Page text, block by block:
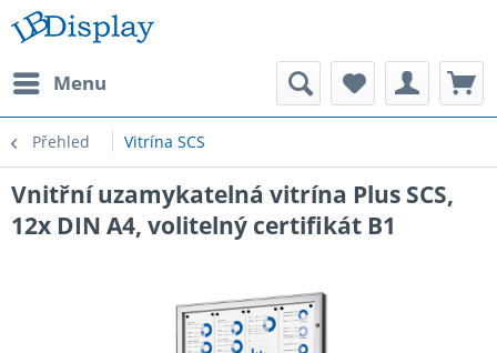
Menu
Přehled Vitrína SCS
Vnitřní uzamykatelná vitrína Plus SCS,
12x DIN A4, volitelný certifikát B1